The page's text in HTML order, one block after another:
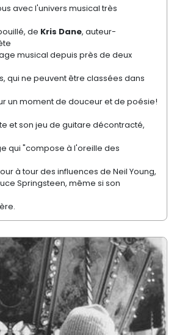
avec l'univers musical très
de Kris Dane, auteur-
musical depuis près de deux
qui ne peuvent être classées dans
un moment de douceur et de poésie!
et son jeu de guitare décontracté,
qui "compose à l'oreille des
à tour des influences de Neil Young,
Springsteen, même si son